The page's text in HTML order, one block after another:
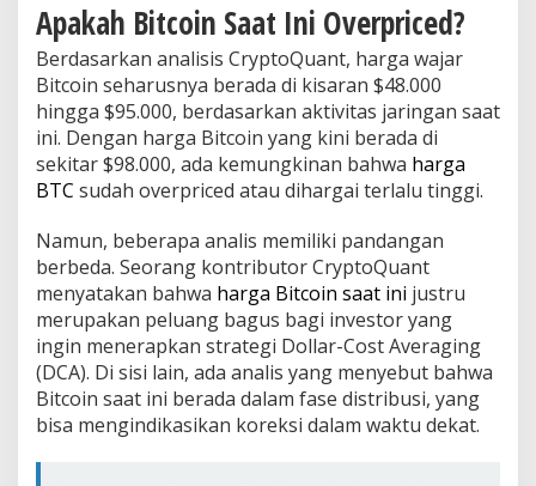
Apakah Bitcoin Saat Ini Overpriced?
Berdasarkan analisis CryptoQuant, harga wajar
Bitcoin seharusnya berada di kisaran $48.000
hingga $95.000, berdasarkan aktivitas jaringan saat
ini. Dengan harga Bitcoin yang kini berada di
sekitar $98.000, ada kemungkinan bahwa harga
BTC sudah overpriced atau dihargai terlalu tinggi.
Namun, beberapa analis memiliki pandangan
berbeda. Seorang kontributor CryptoQuant
menyatakan bahwa harga Bitcoin saat ini justru
merupakan peluang bagus bagi investor yang
ingin menerapkan strategi Dollar-Cost Averaging
(DCA). Di sisi lain, ada analis yang menyebut bahwa
Bitcoin saat ini berada dalam fase distribusi, yang
bisa mengindikasikan koreksi dalam waktu dekat.